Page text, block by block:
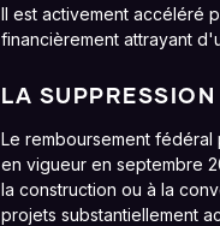
Il est activement accéléré
financièrement attrayant
LA
Le remboursement fédéral
en vigueur en septembre
la construction ou à la
projets substantiellement